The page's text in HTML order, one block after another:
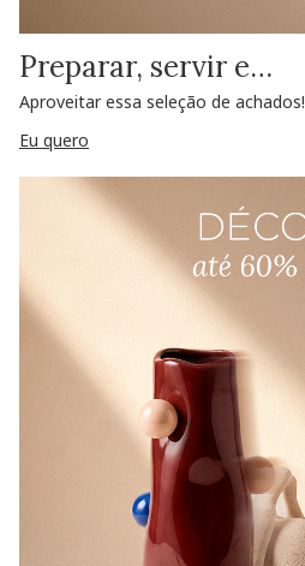
Preparar, servir e…
Aproveitar essa seleção de achados!
Eu quero